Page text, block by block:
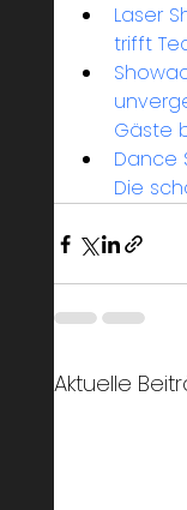
Laser
trifft
Gäste
Dance
Die
Aktuelle